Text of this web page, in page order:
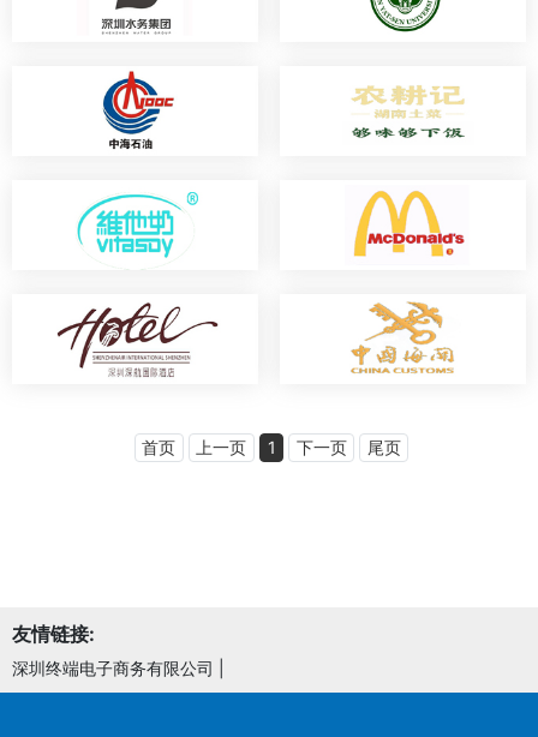
首页 上一页 1 下一页 尾页
友情链接:
深圳终端电子商务有限公司